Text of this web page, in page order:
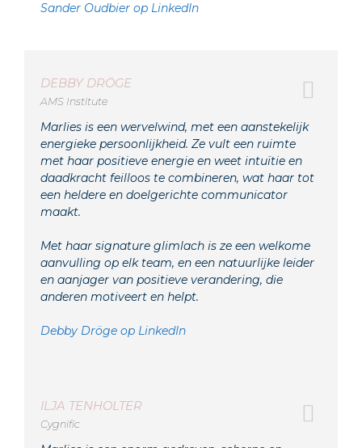
Sander Oudbier op LinkedIn
DEBBY DRÖGE
AMS Institute
Marlies is een wervelwind, met een aanstekelijk
energieke persoonlijkheid. Ze vult een ruimte
met haar positieve energie en weet intuïtie en
daadkracht feilloos te combineren, wat haar tot
een heldere en doelgerichte communicator
maakt.
Met haar signature glimlach is ze een welkome
aanvulling op elk team, en een natuurlijke leider
en aanjager van positieve verandering, die
anderen motiveert en helpt.
Debby Dröge op LinkedIn
ILJA TENHOLTER
Cygnific